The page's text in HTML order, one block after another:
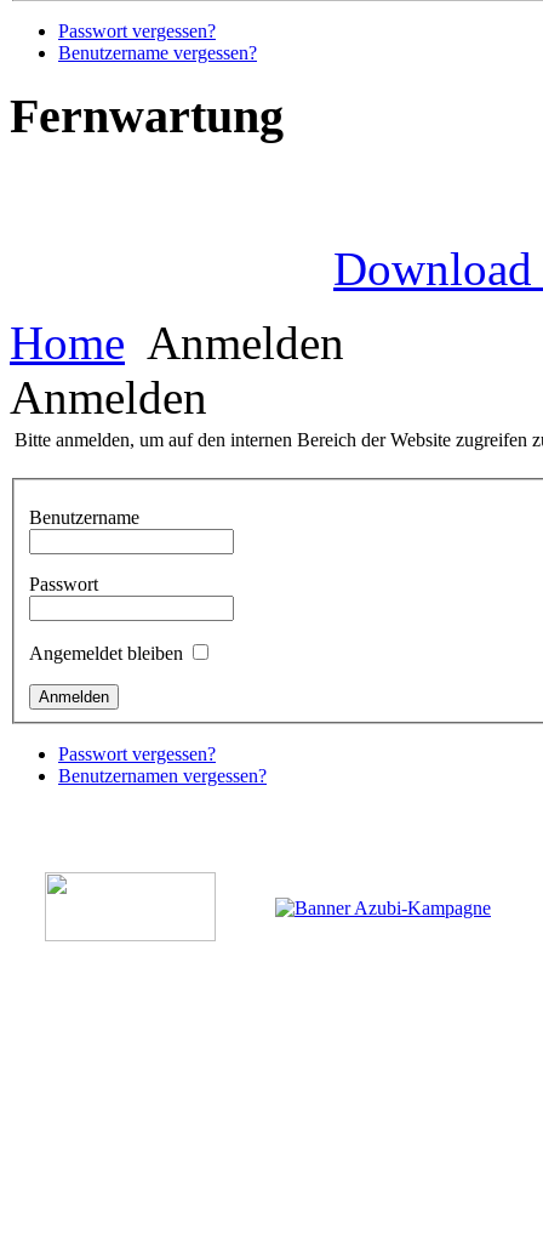
Passwort vergessen?
Benutzername vergessen?
Fernwartung
Download
Home Anmelden
Anmelden
Bitte anmelden, um auf den internen Bereich der Website zugreifen
Benutzername
Passwort
Angemeldet bleiben
Passwort vergessen?
Benutzernamen vergessen?